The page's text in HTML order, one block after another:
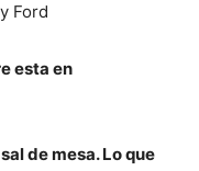
Ford
esta en
de mesa. Lo que